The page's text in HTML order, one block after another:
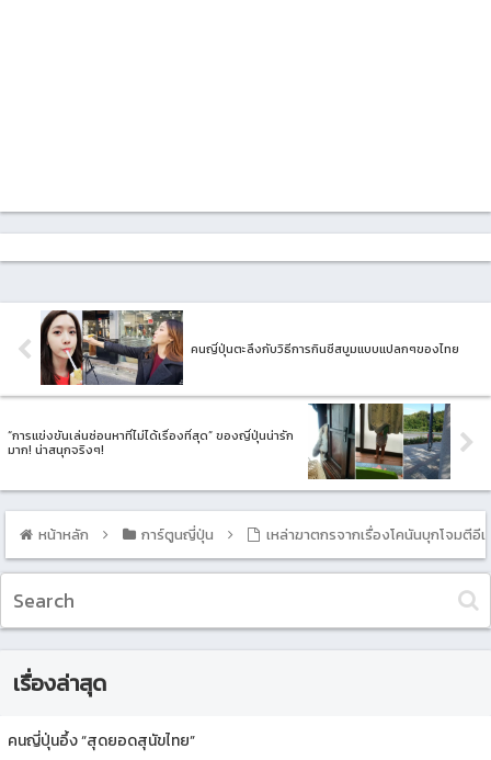
คนญี่ปุ่นตะลึงกับวิธีการกินชีสบูมแบบแปลกๆของไทย
“การแข่งขันเล่นซ่อนหาที่ไม่ได้เรื่องที่สุด” ของญี่ปุ่นน่ารัก
มาก! น่าสนุกจริงๆ!
หน้าหลัก การ์ตูนญี่ปุ่น เหล่าฆาตกรจากเรื่องโคนันบุกโจมตีอี
เรื่องล่าสุด
คนญี่ปุ่นอึ้ง “สุดยอดสุนัขไทย”